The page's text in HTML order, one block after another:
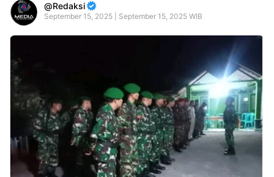
Redaksi
September 15, 2025 | September 15, 2025 WIB